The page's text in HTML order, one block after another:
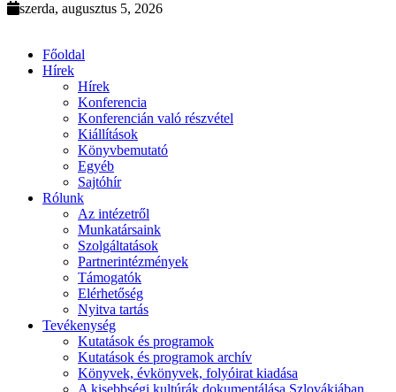
szerda, augusztus 5, 2026
Főoldal
Hírek
Hírek
Konferencia
Konferencián való részvétel
Kiállítások
Könyvbemutató
Egyéb
Sajtóhír
Rólunk
Az intézetről
Munkatársaink
Szolgáltatások
Partnerintézmények
Támogatók
Elérhetőség
Nyitva tartás
Tevékenység
Kutatások és programok
Kutatások és programok archív
Könyvek, évkönyvek, folyóirat kiadása
A kisebbségi kultúrák dokumentálása Szlovákiában